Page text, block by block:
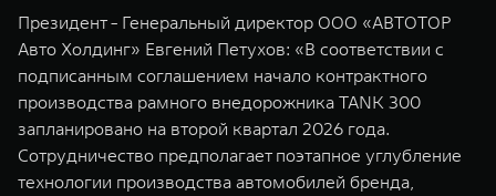
WEY 80
от 6 449 000 ₽
WEY 80
от 8 099
Президент - Генеральный директор ООО «АВТОТОР
Авто Холдинг» Евгений Петухов: «В соответствии с
подписанным соглашением начало контрактного
производства рамного внедорожника TANK 300
запланировано на второй квартал 2026 года.
Сотрудничество предполагает поэтапное углубление
технологии производства автомобилей бренда,